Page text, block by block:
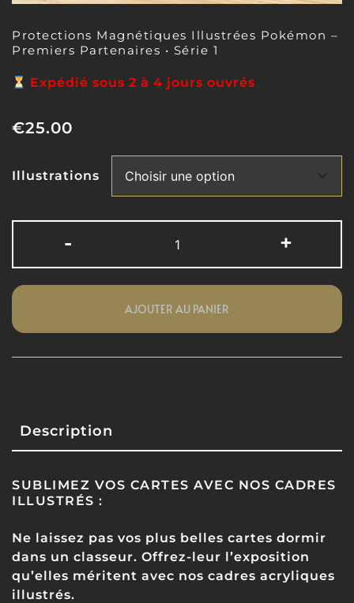
Protections Magnétiques Illustrées Pokémon –
Premiers Partenaires • Série 1
Expédié sous 2 à 4 jours ouvrés
€25.00
Illustrations
- +
AJOUTER AU PANIER
Description
SUBLIMEZ VOS CARTES AVEC NOS CADRES
ILLUSTRÉS :
Ne laissez pas vos plus belles cartes dormir
dans un classeur. Offrez-leur l’exposition
qu’elles méritent avec nos cadres acryliques
illustrés.